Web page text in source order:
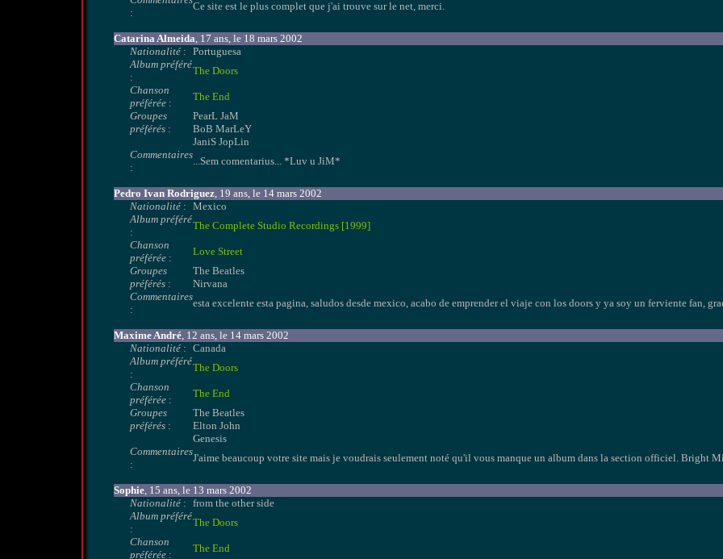
:
Ce site est le plus complet que j'ai trouve sur le net, merci.
Catarina Almeida, 17 ans, le 18 mars 2002
Nationalité : Portuguesa
Album préféré
:
The Doors
Chanson
préférée :
The End
Groupes
préférés :
PearL JaM
BoB MarLeY
JaniS JopLin
Commentaires
:
...Sem comentarius... *Luv u JiM*
Pedro Ivan Rodriguez, 19 ans, le 14 mars 2002
Nationalité : Mexico
Album préféré
:
The Complete Studio Recordings [1999]
Chanson
préférée :
Love Street
Groupes
préférés :
The Beatles
Nirvana
Commentaires
:
esta excelente esta pagina, saludos desde mexico, acabo de emprender el viaje con los doors y ya soy un ferviente fan,
Maxime André, 12 ans, le 14 mars 2002
Nationalité : Canada
Album préféré
:
The Doors
Chanson
préférée :
The End
Groupes
préférés :
The Beatles
Elton John
Genesis
Commentaires
:
J'aime beaucoup votre site mais je voudrais seulement noté qu'il vous manque un album dans la section officiel. Bright
Sophie, 15 ans, le 13 mars 2002
Nationalité : from the other side
Album préféré
:
The Doors
Chanson
préférée :
The End